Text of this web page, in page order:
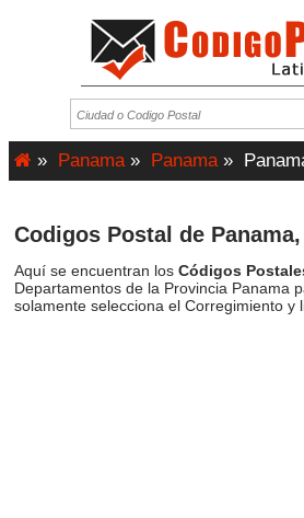
» Panama » Panama »
Codigos Postal de
Aquí se encuentran los Códigos
Departamentos de la Provincia Panama
solamente selecciona el Corregimiento y